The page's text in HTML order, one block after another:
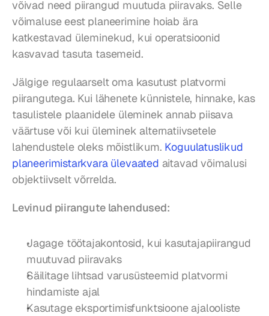
võivad need piirangud muutuda piiravaks. Selle
võimaluse eest planeerimine hoiab ära
katkestavad üleminekud, kui operatsioonid
kasvavad tasuta tasemeid.
Jälgige regulaarselt oma kasutust platvormi
piirangutega. Kui lähenete künnistele, hinnake, kas
tasulistele plaanidele üleminek annab piisava
väärtuse või kui üleminek alternatiivsetele
lahendustele oleks mõistlikum. Koguulatuslikud
planeerimistarkvara ülevaated aitavad võimalusi
objektiivselt võrrelda.
Levinud piirangute lahendused:
Jagage töötajakontosid, kui kasutajapiirangud
muutuvad piiravaks
Säilitage lihtsad varusüsteemid platvormi
hindamiste ajal
Kasutage eksportimisfunktsioone ajalooliste